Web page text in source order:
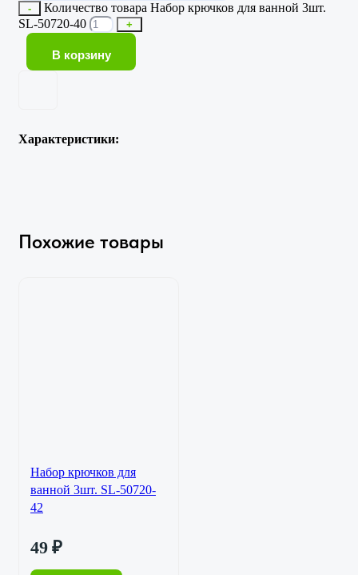
-
Количество товара Набор крючков для ванной 3шт.
SL-50720-40
+
В корзину
Характеристики:
Похожие товары
Набор крючков для
ванной 3шт. SL-50720-
42
49 ₽